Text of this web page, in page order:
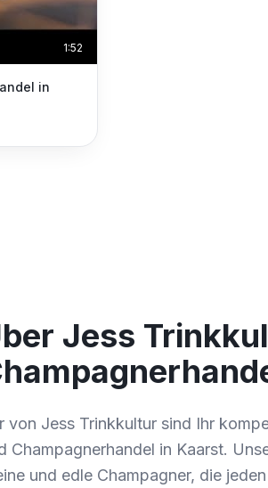
1:52
in
Jess
von Jess Trinkkultur sind Ihr
Champagnerhandel in Kaarst.
und edle Champagner, die